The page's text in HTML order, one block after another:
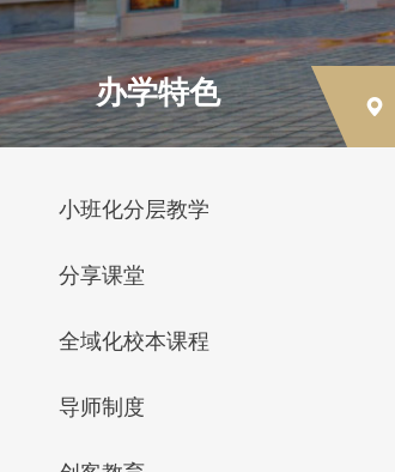
办学特色
小班化分层教学
分享课堂
全域化校本课程
导师制度